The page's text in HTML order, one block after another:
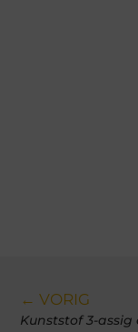
← VORIG
Kunststof 3-assig